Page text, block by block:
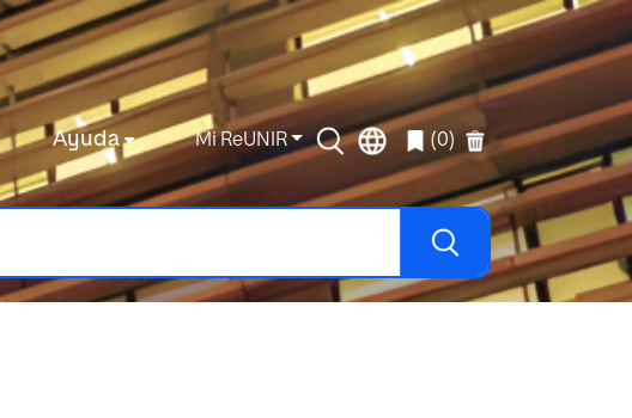
Ayuda Mi ReUNIR (0)